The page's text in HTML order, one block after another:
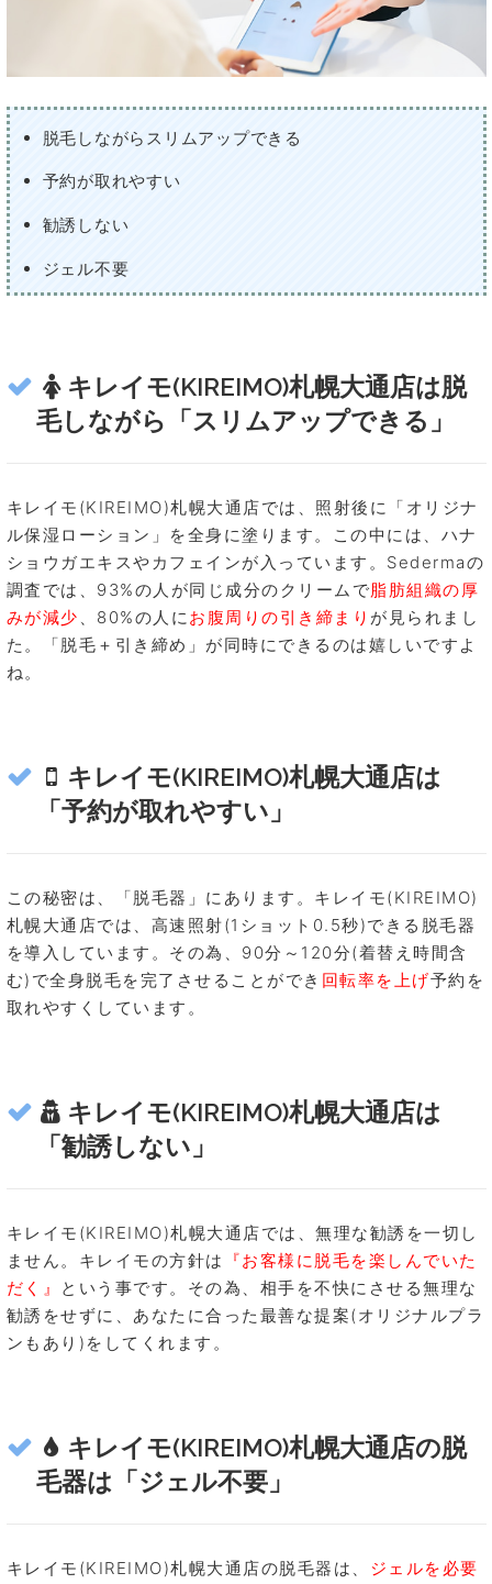
脱毛しながらスリムアップできる
予約が取れやすい
勧誘しない
ジェル不要
キレイモ(KIREIMO)札幌大通店は脱
毛しながら「スリムアップできる」
キレイモ(KIREIMO)札幌大通店では、照射後に「オリジナ
ル保湿ローション」を全身に塗ります。この中には、ハナ
ショウガエキスやカフェインが入っています。Sedermaの
調査では、93%の人が同じ成分のクリームで脂肪組織の厚
みが減少 、80%の人にお腹周りの引き締まり が見られまし
た。「脱毛＋引き締め」が同時にできるのは嬉しいですよ
ね。
キレイモ(KIREIMO)札幌大通店は
「予約が取れやすい」
この秘密は、「脱毛器」にあります。キレイモ(KIREIMO)
札幌大通店では、高速照射(1ショット0.5秒)できる脱毛器
を導入しています。その為、90分～120分(着替え時間含
む)で全身脱毛を完了させることができ 回転率を上げ予約を
取れやすくしています。
キレイモ(KIREIMO)札幌大通店は
「勧誘しない」
キレイモ(KIREIMO)札幌大通店では、無理な勧誘を一切し
ません。キレイモの方針は
『お客様に脱毛を楽しんでいた
だく』
という事です。その為、相手を不快にさせる無理な
勧誘をせずに、あなたに合った最善な提案(オリジナルプラ
ンもあり)をしてくれます。
キレイモ(KIREIMO)札幌大通店の脱
毛器は「ジェル不要」
キレイモ(KIREIMO)札幌大通店の脱毛器は、 ジェルを必要